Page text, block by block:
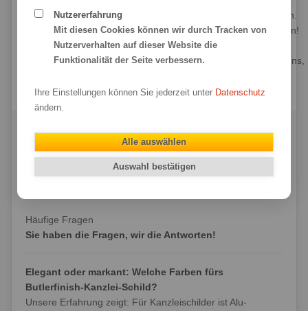
Konfiguration Ihres Kanzleischilds – und das zu fairen Preisen.
Ach, und natürlich übernehmen wir auch Sonderanfertigungen!
Wenn Sie also, seriöser Auftritt hin oder her, eine ganz
ausgefallene Kanzleischild-Idee haben: Melden Sie sich bei uns,
Häufige Fragen
Sie haben die Fragen, wir die Antworten!
Elegant oder markant: Welche Farben fürs
Butlerfinish-Kanzlei-Schild?
Unsere Erfahrung zeigt: Für Kanzleischilder ist Alu-
Nutzererfahrung
Mit diesen Cookies können wir durch Tracken von
Nutzerverhalten auf dieser Website die
Funktionalität der Seite verbessern.
Ihre Einstellungen können Sie jederzeit unter Datenschutz
ändern.
Alle auswählen
Auswahl bestätigen